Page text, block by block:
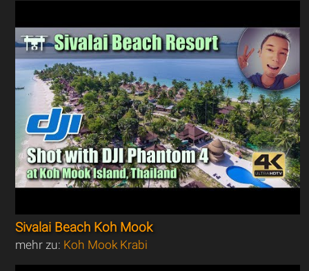
Sivalai Beach Koh Mook
mehr zu: Koh Mook Krabi